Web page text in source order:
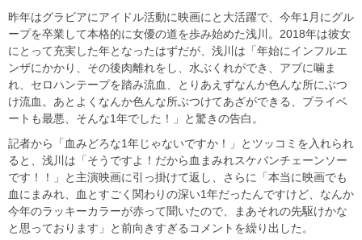
昨年はグラビアにアイドル活動に映画にと大活躍で、今年1月にグル
ープを卒業して本格的に女優の道を歩み始めた浅川。2018年は彼女
にとって充実した年となったはずだが、浅川は「年始にインフルエ
ンザにかかり、その後肉離れをし、水ぶくれができ、アブに噛ま
れ、セロハンテープを踏み流血、とりあえずなんか色んな所にぶつ
け流血。あとよくなんか色んな所ぶつけてあざができる、プライベ
ートも最悪、そんな1年でした！」と驚きの告白。
記者から「血みどろな1年じゃないですか！」とツッコミを入れられ
ると、浅川は「そうですよ！だから血まみれスケバンチェーンソー
です！！」と主演映画に引っ掛けて返し、さらに「本当に映画でも
血にまみれ、血とすごく関わりの深い1年だったんですけど、なんか
今年のラッキーカラーが赤って聞いたので、まあそれの先駆けかな
と思っております」と前向きすぎるコメントを繰り出した。